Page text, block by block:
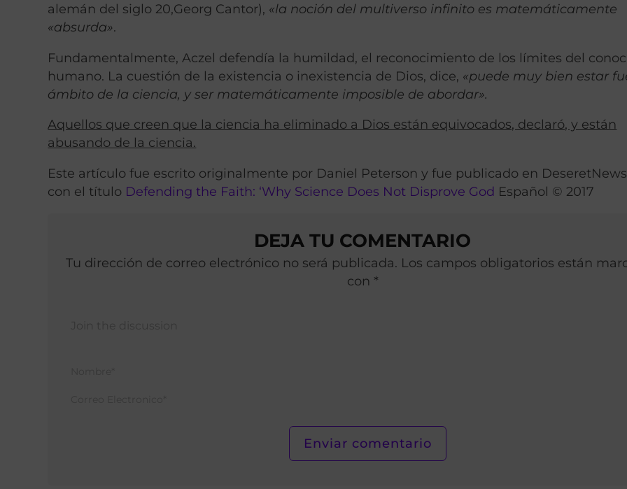
alemán del siglo 20,Georg Cantor), «la noción del multiverso infinito es matemáticamente
«absurda».
Fundamentalmente, Aczel defendía la humildad, el reconocimiento de los límites del
humano. La cuestión de la existencia o inexistencia de Dios, dice, «puede muy bien estar
ámbito de la ciencia, y ser matemáticamente imposible de abordar».
Aquellos que creen que la ciencia ha eliminado a Dios están equivocados, declaró, y están
abusando de la ciencia.
Este artículo fue escrito originalmente por Daniel Peterson y fue publicado en
con el título Defending the Faith: ‘Why Science Does Not Disprove God Español © 2017
DEJA TU COMENTARIO
Tu dirección de correo electrónico no será publicada. Los campos obligatorios están
con *